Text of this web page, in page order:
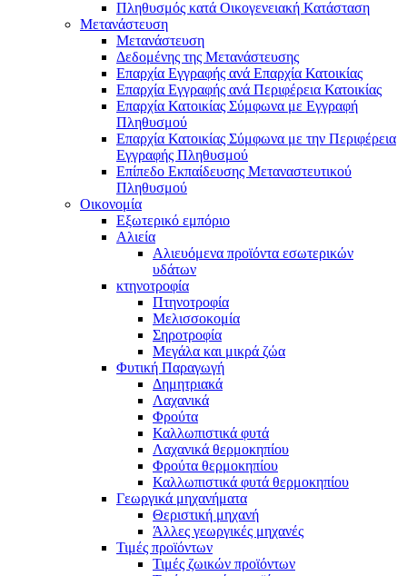
Πληθυσμός κατά Οικογενειακή Κατάσταση
Μετανάστευση
Μετανάστευση
Δεδομένης της Μετανάστευσης
Επαρχία Εγγραφής ανά Επαρχία Κατοικίας
Επαρχία Εγγραφής ανά Περιφέρεια Κατοικίας
Επαρχία Κατοικίας Σύμφωνα με Εγγραφή
Πληθυσμού
Επαρχία Κατοικίας Σύμφωνα με την Περιφέρεια
Εγγραφής Πληθυσμού
Επίπεδο Εκπαίδευσης Μεταναστευτικού
Πληθυσμού
Οικονομία
Εξωτερικό εμπόριο
Αλιεία
Αλιευόμενα προϊόντα εσωτερικών
υδάτων
κτηνοτροφία
Πτηνοτροφία
Μελισσοκομία
Σηροτροφία
Μεγάλα και μικρά ζώα
Φυτική Παραγωγή
Δημητριακά
Λαχανικά
Φρούτα
Καλλωπιστικά φυτά
Λαχανικά θερμοκηπίου
Φρούτα θερμοκηπίου
Καλλωπιστικά φυτά θερμοκηπίου
Γεωργικά μηχανήματα
Θεριστική μηχανή
Άλλες γεωργικές μηχανές
Τιμές προϊόντων
Τιμές ζωικών προϊόντων